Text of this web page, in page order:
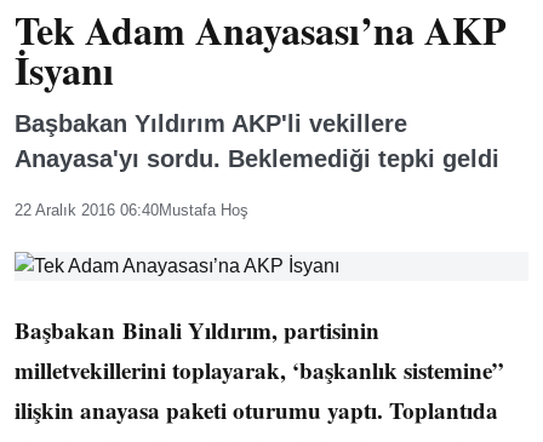
Tek Adam Anayasası’na AKP
İsyanı
Başbakan Yıldırım AKP'li vekillere
Anayasa'yı sordu. Beklemediği tepki geldi
22 Aralık 2016 06:40Mustafa Hoş
Başbakan Binali Yıldırım, partisinin
milletvekillerini toplayarak, ‘başkanlık sistemine”
ilişkin anayasa paketi oturumu yaptı. Toplantıda